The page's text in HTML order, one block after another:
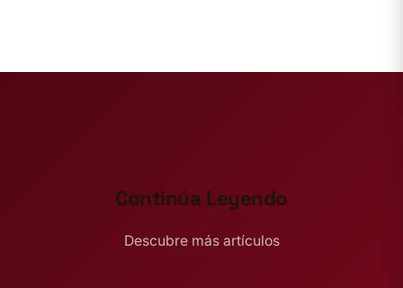
Continúa Leyendo
Descubre más artículos